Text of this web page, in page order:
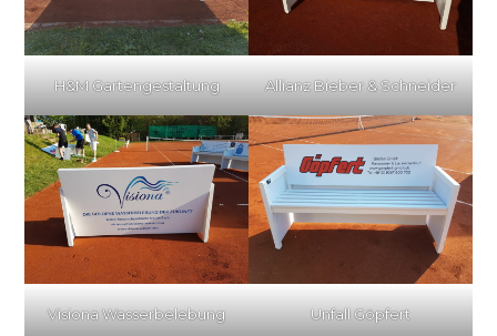
H&M Gartengestaltung Allianz Bieber & Schneider
Visiona Wasserbelebung Unfall Göpfert